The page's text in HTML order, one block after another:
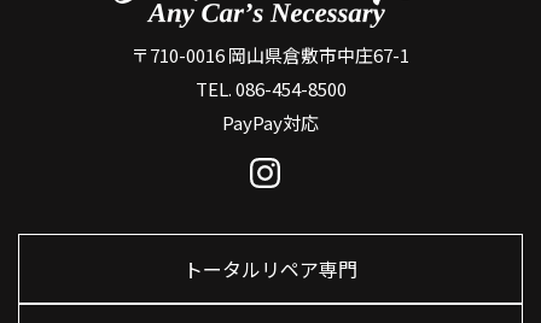
〒710-0016 岡山県倉敷市中庄67-1
TEL. 086-454-8500
PayPay対応
トータルリペア専門